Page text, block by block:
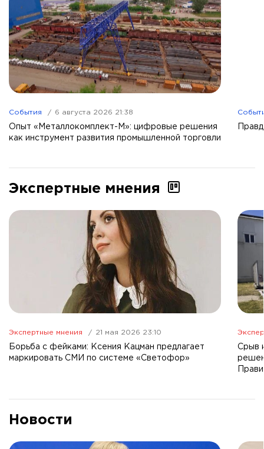
События 6 августа 2026 21:38
Опыт «Металлокомплект-М»: цифровые решения
как инструмент развития промышленной торговли
Экспертные мнения
Экспертные мнения 21 мая 2026 23:10
Борьба с фейками: Ксения Кацман предлагает
маркировать СМИ по системе «Светофор»
Срыв
Новости